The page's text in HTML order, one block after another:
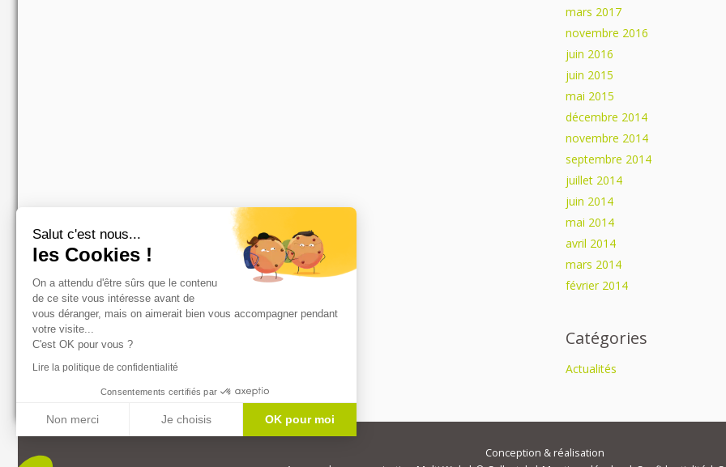
Salut c'est nous...
les Cookies !
On a attendu d'être sûrs que le contenu
de ce site vous intéresse avant de
vous déranger, mais on aimerait bien vous accompagner pendant
votre visite...
C'est OK pour vous ?
Lire la politique de confidentialité
Consentements certifiés par
Non merci Je choisis
OK pour moi
mars 2017
novembre 2016
juin 2016
juin 2015
mai 2015
décembre 2014
novembre 2014
septembre 2014
juillet 2014
juin 2014
mai 2014
avril 2014
mars 2014
février 2014
Catégories
Actualités
Conception & réalisation